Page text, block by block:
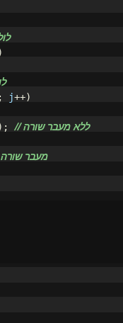
//
; j++)
// ללא מעבר שורה
// מעבר שורה